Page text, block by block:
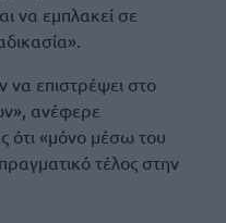
να εμπλακεί σε
να επιστρέψει στο
ανέφερε
ότι «μόνο μέσω του
τέλος στην